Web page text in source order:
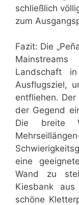
schließlich
zum
Fazit: Die
Landschaft
Ausflugsziel,
entfliehen.
der Gegend
Die breite
eine
Wand zu
Kiesbank
schöne